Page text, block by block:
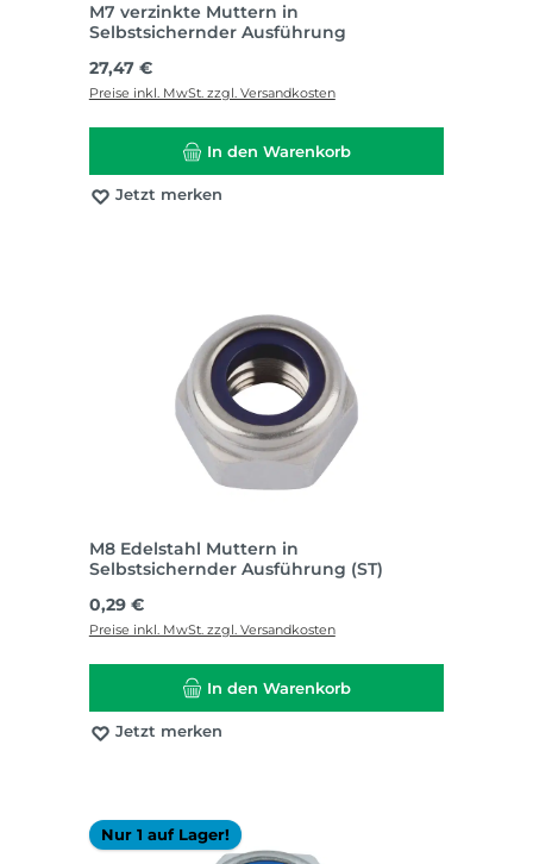
M7 verzinkte Muttern in
Selbstsichernder Ausführung
Regulärer Preis:
27,47 €
Preise inkl. MwSt. zzgl. Versandkosten
In den Warenkorb
Jetzt merken
M8 Edelstahl Muttern in
Selbstsichernder Ausführung (ST)
Regulärer Preis:
0,29 €
Preise inkl. MwSt. zzgl. Versandkosten
In den Warenkorb
Jetzt merken
Nur 1 auf Lager!